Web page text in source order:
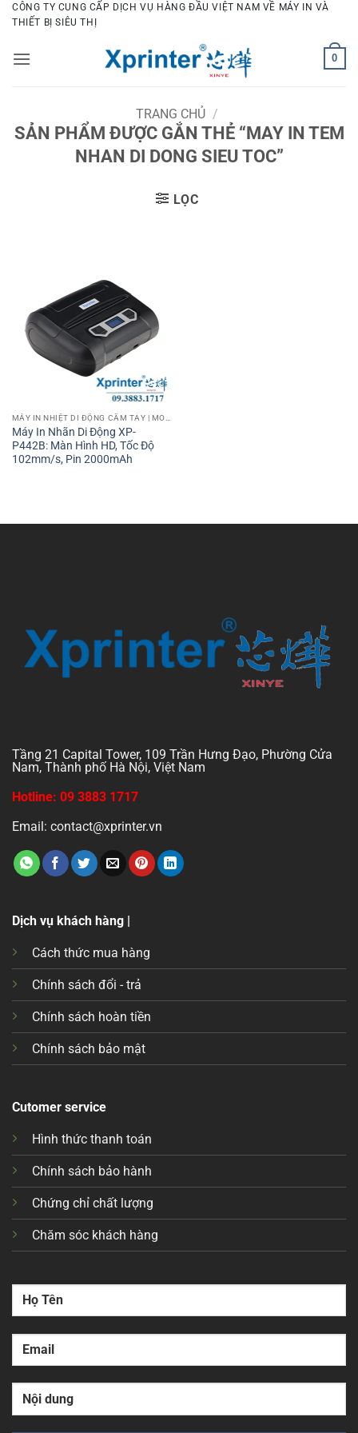
Bỏ
qua
dung
CÔNG TY CUNG CẤP DỊCH VỤ HÀNG ĐẦU VIỆT NAM VỀ MÁY IN VÀ
THIẾT BỊ SIÊU THỊ
0
TRANG CHỦ /
SẢN PHẨM ĐƯỢC GẮN THẺ “MAY IN TEM
NHAN DI DONG SIEU TOC”
LỌC
Máy In Nhãn Di Động XP-
P442B: Màn Hình HD, Tốc Độ
102mm/s, Pin 2000mAh
Tầng 21 Capital Tower, 109 Trần Hưng Đạo, Phường Cửa
Nam, Thành phố Hà Nội, Việt Nam
Hotline: 09 3883 1717
Email: contact@xprinter.vn
Dịch vụ khách hàng |
Cách thức mua hàng
Chính sách đổi - trả
Chính sách hoàn tiền
Chính sách bảo mật
Cutomer service
Hình thức thanh toán
Chính sách bảo hành
Chứng chỉ chất lượng
Chăm sóc khách hàng